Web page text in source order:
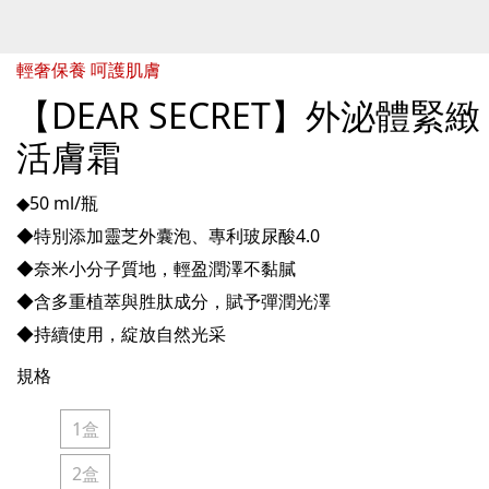
輕奢保養 呵護肌膚
【DEAR SECRET】外泌體緊緻
活膚霜
◆50 ml/瓶
◆特別添加靈芝外囊泡、專利玻尿酸4.0
◆奈米小分子質地，輕盈潤澤不黏膩
◆含多重植萃與胜肽成分，賦予彈潤光澤
◆持續使用，綻放自然光采
規格
1盒
2盒